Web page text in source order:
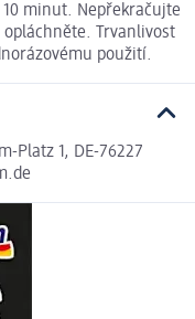
minut. Nepřekračujte
Trvanlivost
použití.
Platz 1, DE-76227